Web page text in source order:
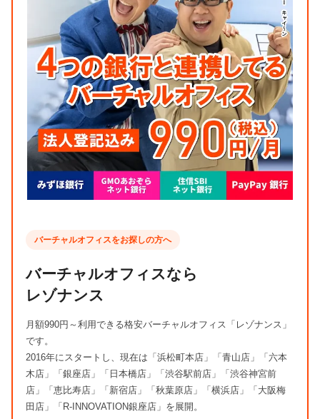
バーチャルオフィスをお探しの方へ
バーチャルオフィスなら
レゾナンス
月額990円～利用できる格安バーチャルオフィス「レゾナンス」
です。
2016年にスタートし、現在は「浜松町本店」「青山店」「六本
木店」「銀座店」「日本橋店」「渋谷駅前店」「渋谷神宮前
店」「恵比寿店」「新宿店」「秋葉原店」「横浜店」「大阪梅
田店」「R-INNOVATION銀座店」を展開。